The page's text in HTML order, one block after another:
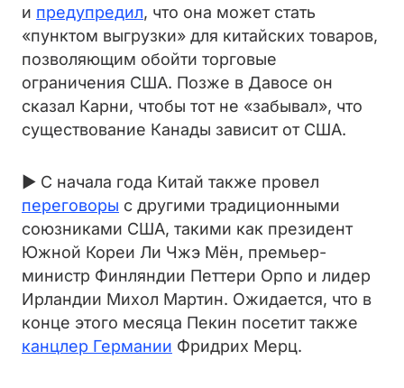
и предупредил, что она может стать
«пунктом выгрузки» для китайских товаров,
позволяющим обойти торговые
ограничения США. Позже в Давосе он
сказал Карни, чтобы тот не «забывал», что
существование Канады зависит от США.
► С начала года Китай также провел
переговоры с другими традиционными
союзниками США, такими как президент
Южной Кореи Ли Чжэ Мён, премьер-
министр Финляндии Петтери Орпо и лидер
Ирландии Михол Мартин. Ожидается, что в
конце этого месяца Пекин посетит также
канцлер Германии Фридрих Мерц.